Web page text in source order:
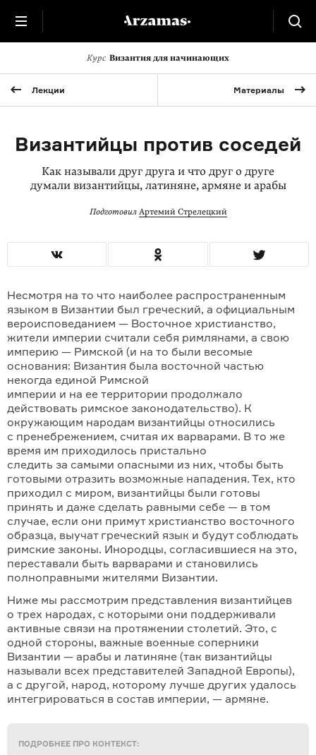
Курс Византия для начинающих
Лекции Материалы
Византийцы против соседей
Как называли друг друга и что друг о друге
думали византийцы, латиняне, армяне и арабы
Подготовил Артемий Стрелецкий
Несмотря на то что наиболее распространенным
языком в Византии был греческий, а официальным
вероисповеданием — Восточное христианство,
жители империи считали себя римлянами, а свою
империю — Римской (и на то были весомые
основания: Византия была восточной частью
некогда единой Римской
империи и на ее территории продолжало
действовать римское законодательство). К
окружающим народам византийцы относились
с пренебрежением, считая их варварами. В то же
время им приходилось пристально
следить за самыми опасными из них, чтобы быть
готовыми отразить возможные нападения. Тех, кто
приходил с миром, византийцы были готовы
принять и даже сделать равными себе — в том
случае, если они примут христианство восточного
образца, выучат греческий язык и будут соблюдать
римские законы. Инородцы, согласившиеся на это,
переставали быть варварами и становились
полноправными жителями Византии.
Ниже мы рассмотрим представления византийцев
о трех народах, с которыми они поддерживали
активные связи на протяжении столетий. Это, с
одной стороны, важные военные соперники
Византии — арабы и латиняне (так византийцы
называли всех представителей Западной Европы),
а с другой, народ, которому лучше других удалось
интегрироваться в состав империи, — армяне.
ПОДРОБНЕЕ ПРО КОНТЕКСТ: